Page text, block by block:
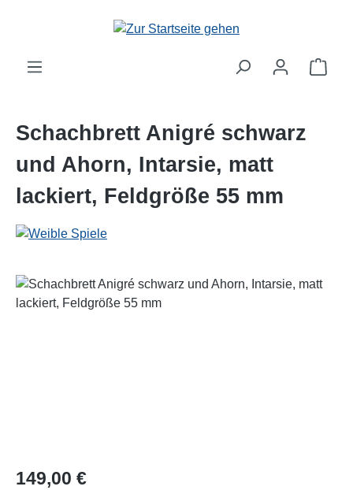
Zum Hauptinhalt springen
Schachbrett Anigré schwarz
und Ahorn, Intarsie, matt
lackiert, Feldgröße 55 mm
Bildergalerie überspringen
149,00 €